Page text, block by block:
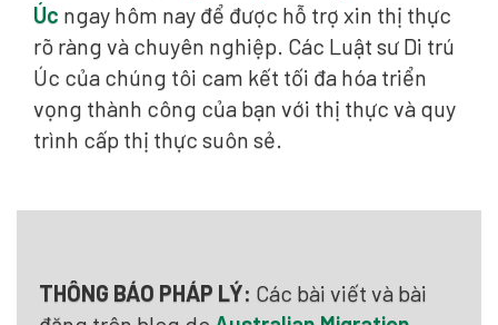
Úc ngay hôm nay để được hỗ trợ xin thị thực
rõ ràng và chuyên nghiệp. Các Luật sư Di trú
Úc của chúng tôi cam kết tối đa hóa triển
vọng thành công của bạn với thị thực và quy
trình cấp thị thực suôn sẻ.
THÔNG BÁO PHÁP LÝ: Các bài viết và bài